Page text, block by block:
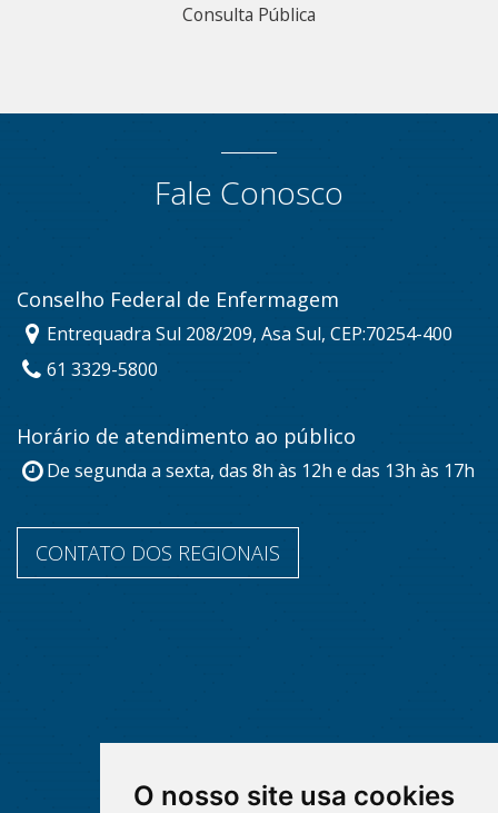
O nosso site usa cookies
Consulta Pública
Fale Conosco
Conselho Federal de Enfermagem
Entrequadra Sul 208/209, Asa Sul, CEP:70254-400
61 3329-5800
Horário de atendimento ao público
De segunda a sexta, das 8h às 12h e das 13h às 17h
CONTATO DOS REGIONAIS